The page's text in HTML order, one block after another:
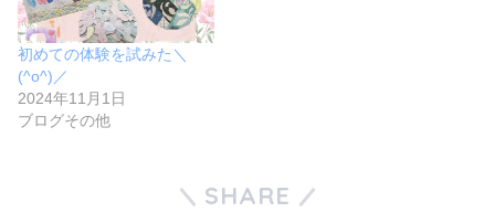
初めての体験を試みた＼
(^o^)／
2024年11月1日
ブログその他
SHARE